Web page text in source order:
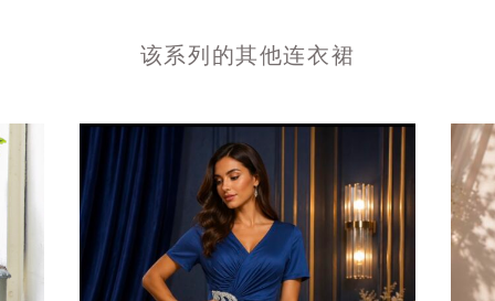
该系列的其他连衣裙